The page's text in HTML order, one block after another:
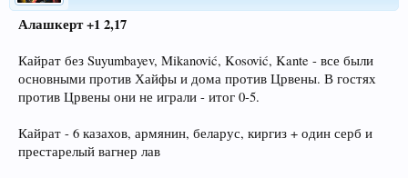
Алашкерт +1 2,17
Кайрат без Suyumbayev, Mikanović, Kosović, Kante - все были
основными против Хайфы и дома против Црвены. В гостях
против Црвены они не играли - итог 0-5.
Кайрат - 6 казахов, армянин, беларус, киргиз + один серб и
престарелый вагнер лав